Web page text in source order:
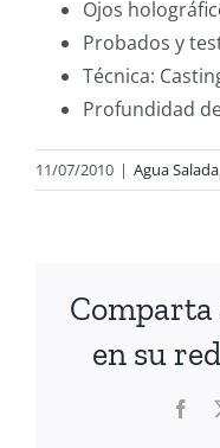
Ojos
Probados y
Técnica:
Profundidad
11/07/2010 | Agua Salada
en su